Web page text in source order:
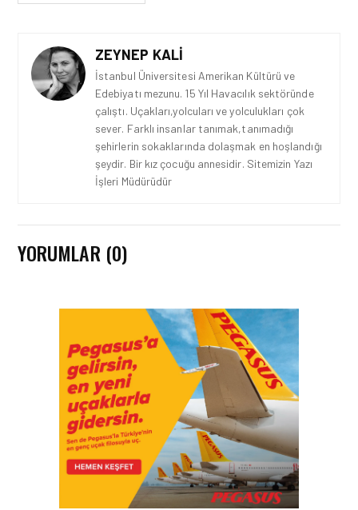
ZEYNEP KALI
İstanbul Üniversitesi Amerikan Kültürü ve
Edebiyatı mezunu. 15 Yıl Havacılık sektöründe
çalıştı. Uçakları,yolcuları ve yolculukları çok
sever. Farklı insanlar tanımak,tanımadığı
şehirlerin sokaklarında dolaşmak en hoşlandığı
şeydir. Bir kız çocuğu annesidir. Sitemizin Yazı
İşleri Müdürüdür
YORUMLAR (0)
GÜNCEL HABERLER • 22 TEM 2026
OKYANUSU KÜREK
ÇEKEREK AŞACAK İLK
TÜRK TAKIMINA GURUR
DOLU DESTEK!
GÜNCEL HABERLER • 12 HAZ 2026
AVRUPA KOMISYONU AB
HAVA EMNIYETI LISTESINI
GÜNCELLEDI